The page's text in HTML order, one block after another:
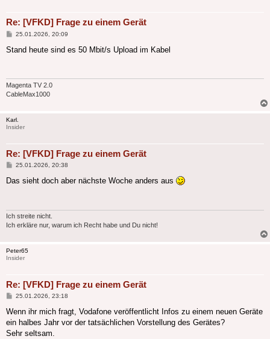
Re: [VFKD] Frage zu einem Gerät
Beitrag
25.01.2026, 20:09
Stand heute sind es 50 Mbit/s Upload im Kabel
Magenta TV 2.0
CableMax1000
Karl.
Insider
Re: [VFKD] Frage zu einem Gerät
Beitrag
25.01.2026, 20:38
Das sieht doch aber nächste Woche anders aus
Ich streite nicht.
Ich erkläre nur, warum ich Recht habe und Du nicht!
Peter65
Insider
Re: [VFKD] Frage zu einem Gerät
Beitrag
25.01.2026, 23:18
Wenn ihr mich fragt, Vodafone veröffentlicht Infos zu einem neuen Geräte
ein halbes Jahr vor der tatsächlichen Vorstellung des Gerätes?
Sehr seltsam.